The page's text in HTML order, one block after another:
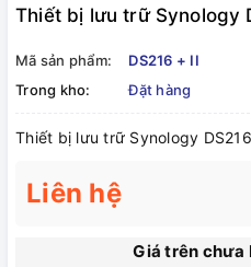
Thiết bị lưu trữ Synology
Mã sản phẩm:
DS216 + II
Trong kho:
Đặt hàng
Thiết bị lưu trữ Synology
Liên hệ
Giá trên chưa